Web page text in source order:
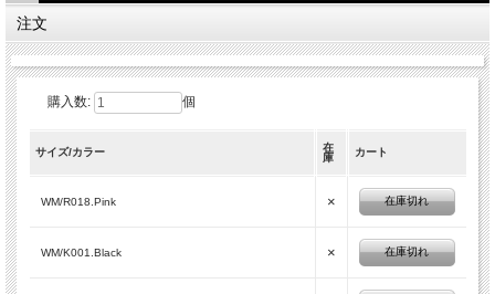
注文
購入数: 個
サイズ/カラー
在
庫
カート
WM/R018.Pink × 在庫切れ
WM/K001.Black × 在庫切れ